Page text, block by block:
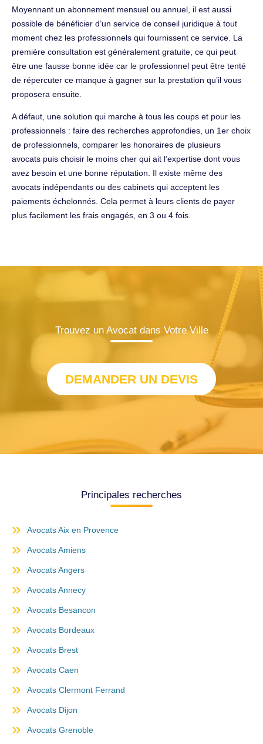
Moyennant un abonnement mensuel ou annuel, il est aussi
possible de bénéficier d’un service de conseil juridique à tout
moment chez les professionnels qui fournissent ce service. La
première consultation est généralement gratuite, ce qui peut
être une fausse bonne idée car le professionnel peut être tenté
de répercuter ce manque à gagner sur la prestation qu’il vous
proposera ensuite.
A défaut, une solution qui marche à tous les coups et pour les
professionnels : faire des recherches approfondies, un 1er choix
de professionnels, comparer les honoraires de plusieurs
avocats puis choisir le moins cher qui ait l’expertise dont vous
avez besoin et une bonne réputation. Il existe même des
avocats indépendants ou des cabinets qui acceptent les
paiements échelonnés. Cela permet à leurs clients de payer
plus facilement les frais engagés, en 3 ou 4 fois.
Trouvez un Avocat dans Votre Ville
DEMANDER UN DEVIS
Principales recherches
Avocats Aix en Provence
Avocats Amiens
Avocats Angers
Avocats Annecy
Avocats Besancon
Avocats Bordeaux
Avocats Brest
Avocats Caen
Avocats Clermont Ferrand
Avocats Dijon
Avocats Grenoble